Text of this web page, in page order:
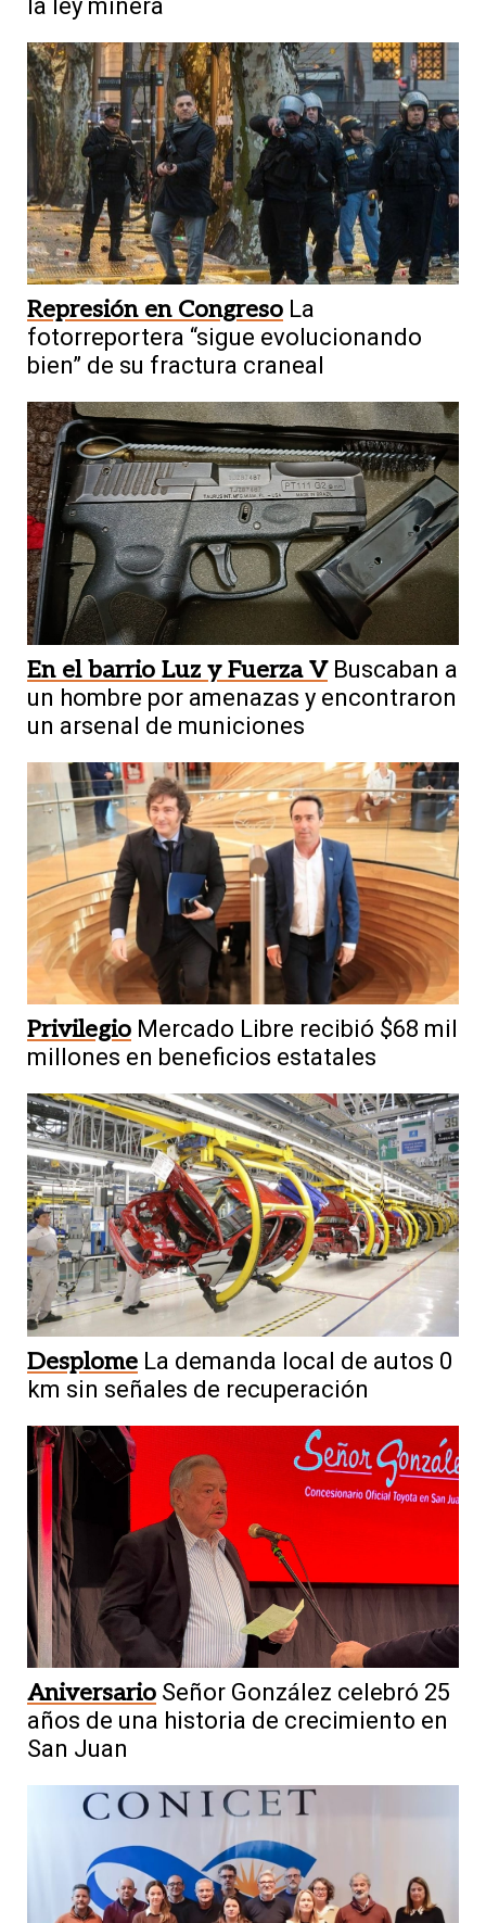
la ley minera
Represión en Congreso La
fotorreportera “sigue evolucionando
bien” de su fractura craneal
En el barrio Luz y Fuerza V Buscaban a
un hombre por amenazas y encontraron
un arsenal de municiones
Privilegio Mercado Libre recibió $68 mil
millones en beneficios estatales
Desplome La demanda local de autos 0
km sin señales de recuperación
Aniversario Señor González celebró 25
años de una historia de crecimiento en
San Juan